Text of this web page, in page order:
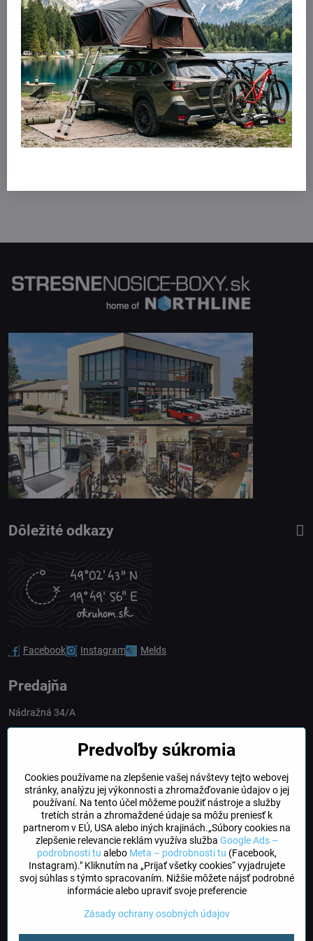
Dôležité odkazy
Facebook Instagram Melds
Predajňa
Nádražná 34/A
obchod​@northline​.sk
Otváracie hodiny
PO, UT, STR, ŠT: 9.00 - 17.00
PIA: 8.00 - 16.00
DogFriendly
Psíky sú u nás vítané
©2026Copyright
Predvoľby súkromia
Cookies používame na zlepšenie vašej návštevy tejto webovej
stránky, analýzu jej výkonnosti a zhromažďovanie údajov o jej
používaní. Na tento účel môžeme použiť nástroje a služby
tretích strán a zhromaždené údaje sa môžu preniesť k
partnerom v EÚ, USA alebo iných krajinách.„Súbory cookies na
zlepšenie relevancie reklám využíva služba Google Ads –
podrobnosti tu alebo Meta – podrobnosti tu (Facebook,
Instagram)." Kliknutím na „Prijať všetky cookies“ vyjadrujete
svoj súhlas s týmto spracovaním. Nižšie môžete nájsť podrobné
informácie alebo upraviť svoje preferencie
Zásady ochrany osobných údajov